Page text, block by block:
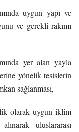
uygun yapı ve
ve gerekli rakımı
yer alan yayla
yönelik tesislerin
sağlanması,
olarak uygun iklim
uluslararası